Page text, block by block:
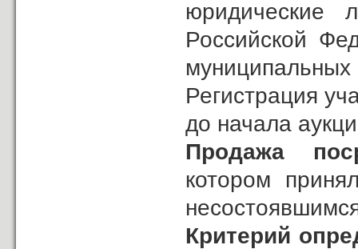
юридические
Российской
Регистрация
до начала
Продажа
котором
Критерий